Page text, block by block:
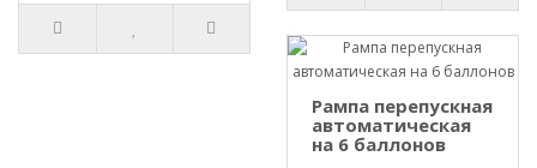
Рампа перепускная
автоматическая
на 6 баллонов